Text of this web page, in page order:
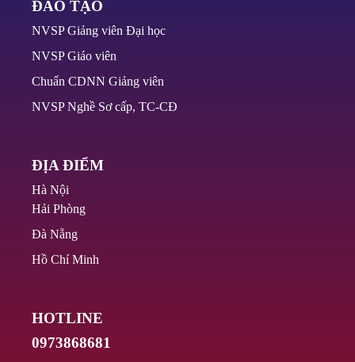
ĐÀO TẠO
NVSP Giảng viên Đại học
NVSP Giáo viên
Chuẩn CDNN Giảng viên
NVSP Nghề Sơ cấp, TC-CĐ
ĐỊA ĐIỂM
Hà Nội
Hải Phòng
Đà Nẵng
Hồ Chí Minh
HOTLINE
0973868681